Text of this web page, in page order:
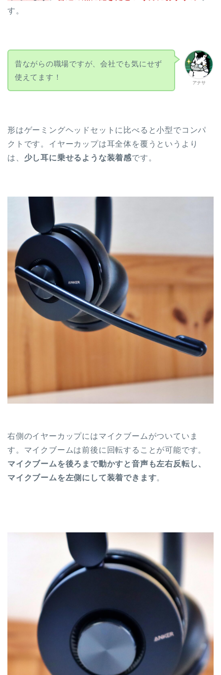
す。
アナサ
昔ながらの職場ですが、会社でも気にせず
使えてます！
形はゲーミングヘッドセットに比べると小型でコンパ
クトです。イヤーカップは耳全体を覆うというより
は、 少し耳に乗せるような装着感です。
右側のイヤーカップにはマイクブームがついていま
す。マイクブームは前後に回転することが可能です。
マイクブームを後ろまで動かすと音声も左右反転し、
マイクブームを左側にして装着できます。